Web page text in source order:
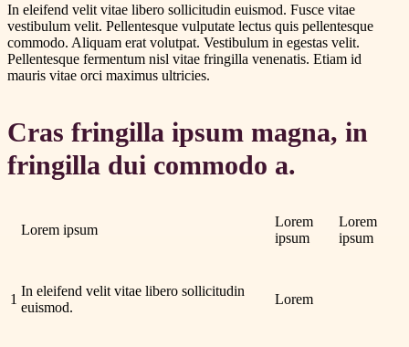
In eleifend velit vitae libero sollicitudin euismod. Fusce vitae
vestibulum velit. Pellentesque vulputate lectus quis pellentesque
commodo. Aliquam erat volutpat. Vestibulum in egestas velit.
Pellentesque fermentum nisl vitae fringilla venenatis. Etiam id
mauris vitae orci maximus ultricies.
Cras fringilla ipsum magna, in
fringilla dui commodo a.
Lorem ipsum
Lorem
ipsum
Lorem
ipsum
1
In eleifend velit vitae libero sollicitudin
euismod.
Lorem